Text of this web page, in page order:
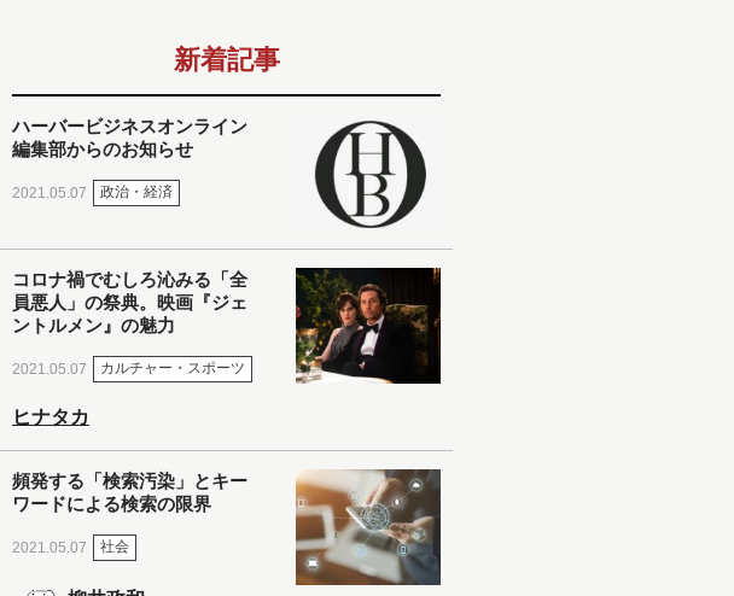
新着記事
ハーバービジネスオンライン
編集部からのお知らせ
2021.05.07 政治・経済
コロナ禍でむしろ沁みる「全
員悪人」の祭典。映画『ジェ
ントルメン』の魅力
2021.05.07 カルチャー・スポーツ
ヒナタカ
頻発する「検索汚染」とキー
ワードによる検索の限界
2021.05.07 社会